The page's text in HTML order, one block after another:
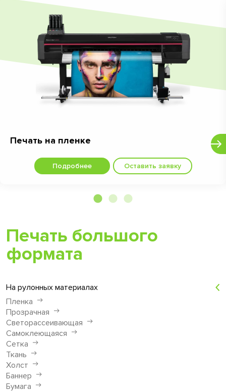
Печать на пленке
Подробнее Оставить заявку
Печать большого
формата
На рулонных материалах
Пленка
Прозрачная
Светорассеивающая
Самоклеющаяся
Сетка
Ткань
Холст
Баннер
Бумага